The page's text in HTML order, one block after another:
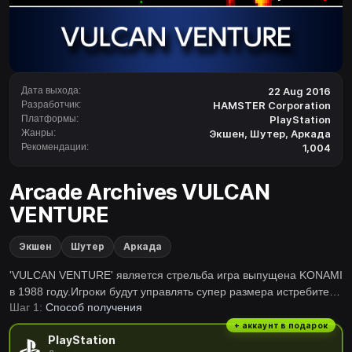
Дата выхода: 22 Aug 2016
Разработчик: HAMSTER Corporation
Платформы: PlayStation
Жанры: Экшен, Шутер, Аркада
Рекомендации: 1,004
Arcade Archives VULCAN
VENTURE
Экшен Шутер Аркада
'VULCAN VENTURE' является стрельба игра выпущена KONAMI
в 1988 году.Игроки будут управлять супер размера истребителя
'Вик Viper', чтобы защитить планету GRADIUS от специальных
сил побегушках.Это лучшее название из серии GRADIUS и
титул славы в истории съемки игры, выиграв несколько наград!
Шаг 1: Способ получения
PlayStation
+ аккаунт в подарок